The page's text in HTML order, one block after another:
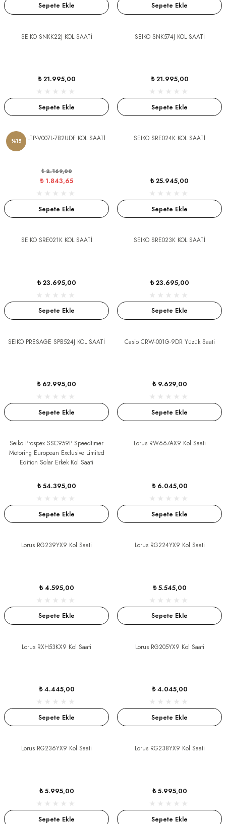
Sepete Ekle Sepete Ekle
SEIKO SNKK22J KOL SAATİ
₺ 21.995,00
Sepete Ekle
SEIKO SNK574J KOL SAATİ
₺ 21.995,00
Sepete Ekle
%15
CASIO LTP-V007L-7B2UDF KOL SAATİ
₺ 2.169,00
₺ 1.843,65
Sepete Ekle
SEIKO SRE024K KOL SAATİ
₺ 25.945,00
Sepete Ekle
SEIKO SRE021K KOL SAATİ
₺ 23.695,00
Sepete Ekle
SEIKO SRE023K KOL SAATİ
₺ 23.695,00
Sepete Ekle
SEIKO PRESAGE SPB524J KOL SAATİ
₺ 62.995,00
Sepete Ekle
Casio CRW-001G-9DR Yüzük Saati
₺ 9.629,00
Sepete Ekle
Seiko Prospex SSC959P Speedtimer
Motoring European Exclusive Limited
Edition Solar Erkek Kol Saati
₺ 54.395,00
Sepete Ekle
Lorus RW667AX9 Kol Saati
₺ 6.045,00
Sepete Ekle
Lorus RG239YX9 Kol Saati
₺ 4.595,00
Sepete Ekle
Lorus RG224YX9 Kol Saati
₺ 5.545,00
Sepete Ekle
Lorus RXH53KX9 Kol Saati
₺ 4.445,00
Sepete Ekle
Lorus RG205YX9 Kol Saati
₺ 4.045,00
Sepete Ekle
Lorus RG236YX9 Kol Saati
₺ 5.995,00
Sepete Ekle
Lorus RG238YX9 Kol Saati
₺ 5.995,00
Sepete Ekle
WATCH
WATCH